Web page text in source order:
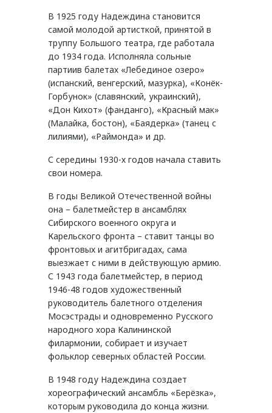
В 1925 году Надеждина становится
самой молодой артисткой, принятой в
труппу Большого театра, где работала
до 1934 года. Исполняла сольные
партиив балетах «Лебединое озеро»
(испанский, венгерский, мазурка), «Конёк-
Горбунок» (славянский, украинский),
«Дон Кихот» (фанданго), «Красный мак»
(Малайка, бостон), «Баядерка» (танец с
лилиями), «Раймонда» и др.
С середины 1930-х годов начала ставить
свои номера.
В годы Великой Отечественной войны
она – балетмейстер в ансамблях
Сибирского военного округа и
Карельского фронта – ставит танцы во
фронтовых и агитбригадах, сама
выезжает с ними в действующую армию.
С 1943 года балетмейстер, в период
1946-48 годов художественный
руководитель балетного отделения
Мосэстрады и одновременно Русского
народного хора Калининской
филармонии, собирает и изучает
фольклор северных областей России.
В 1948 году Надеждина создает
хореографический ансамбль «Берёзка»,
которым руководила до конца жизни.